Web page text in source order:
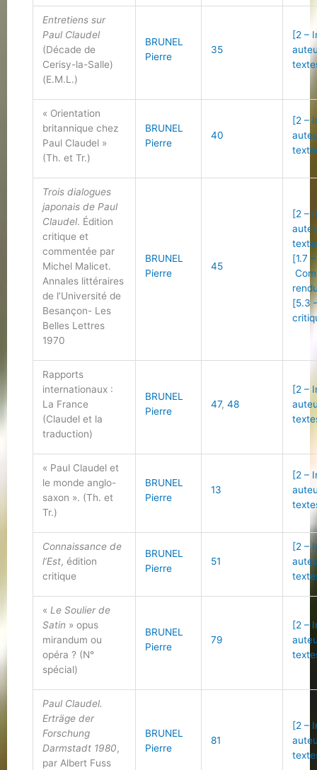
Entretiens sur
Paul Claudel
(Décade de
Cerisy-la-Salle)
(E.M.L.)
BRUNEL
Pierre
35
[2 –
« Orientation
britannique chez
Paul Claudel »
(Th. et Tr.)
BRUNEL
Pierre
40
[2 –
Trois dialogues
japonais de Paul
Claudel. Édition
critique et
commentée par
Michel Malicet.
Annales littéraires
de l’Université de
Besançon- Les
Belles Lettres
1970
BRUNEL
Pierre
45
[2 –
[1.7 –
[5.3
Rapports
internationaux :
La France
(Claudel et la
traduction)
BRUNEL
Pierre
47,48
[2 –
« Paul Claudel et
le monde anglo-
saxon ». (Th. et
Tr.)
BRUNEL
Pierre
13
[2 –
Connaissance de
l’Est, édition
critique
BRUNEL
Pierre
51
[2 –
« Le Soulier de
Satin » opus
mirandum ou
opéra ? (N°
spécial)
BRUNEL
Pierre
79
[2 –
Paul Claudel.
Erträge der
Forschung
Darmstadt 1980,
par Albert Fuss
BRUNEL
Pierre
81
[2 –